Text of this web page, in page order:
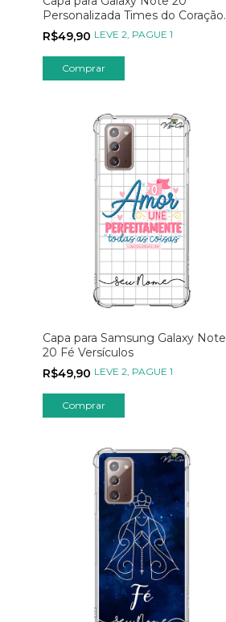
Personalizada Times do Coração
Internacionais
R$49,90 LEVE 2, PAGUE 1
Capa para Samsung Galaxy Note
20 Fé Versículos
R$49,90 LEVE 2, PAGUE 1
Comprar